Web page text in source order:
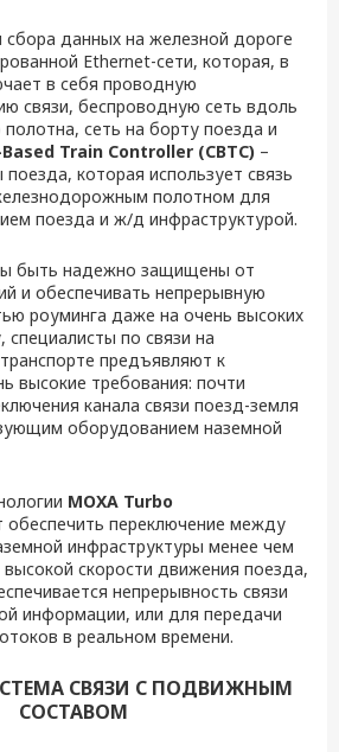
сбора данных на железной дороге
Ethernet-сети, которая, в
в себя проводную
связи, беспроводную сеть вдоль
сеть на борту поезда и
Train Controller (CBTC) –
поезда, которая использует связь
полотном для
поезда и ж/д инфраструктурой.
быть надежно защищены от
и обеспечивать непрерывную
роуминга даже на очень высоких
специалисты по связи на
предъявляют к
высокие требования: почти
канала связи поезд-земля
оборудованием наземной
MOXA Turbo
обеспечить переключение между
инфраструктуры менее чем
скорости движения поезда,
непрерывность связи
информации, или для передачи
в реальном времени.
СВЯЗИ С ПОДВИЖНЫМ
СОСТАВОМ